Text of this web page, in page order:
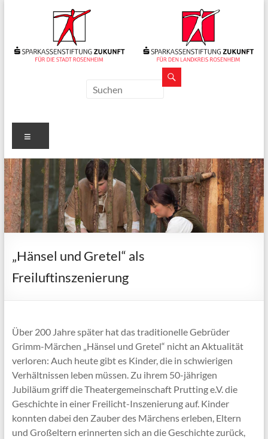
Sparkassenstiftungen
Für
Stadt
und
Landkreis
Rosenheim
„Hänsel und Gretel“ als
Freiluftinszenierung
Über 200 Jahre später hat das traditionelle Gebrüder
Grimm-Märchen „Hänsel und Gretel“ nicht an Aktualität
verloren: Auch heute gibt es Kinder, die in schwierigen
Verhältnissen leben müssen. Zu ihrem 50-jährigen
Jubiläum griff die Theatergemeinschaft Prutting e.V. die
Geschichte in einer Freilicht-Inszenierung auf. Kinder
konnten dabei den Zauber des Märchens erleben, Eltern
und Großeltern erinnerten sich an die Geschichte zurück,